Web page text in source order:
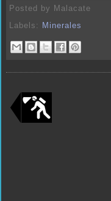
Posted by Malacate
Labels:
Minerales